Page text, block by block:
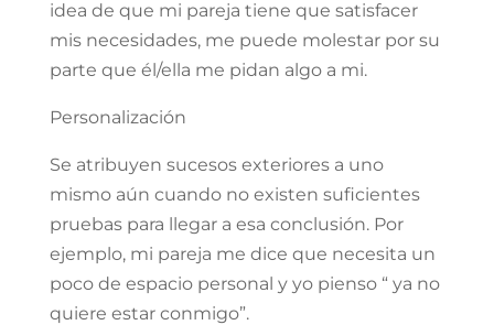
idea de que mi pareja tiene que satisfacer
mis necesidades, me puede molestar por su
parte que él/ella me pidan algo a mi.
Personalización
Se atribuyen sucesos exteriores a uno
mismo aún cuando no existen suficientes
pruebas para llegar a esa conclusión. Por
ejemplo, mi pareja me dice que necesita un
poco de espacio personal y yo pienso “ ya no
quiere estar conmigo”.